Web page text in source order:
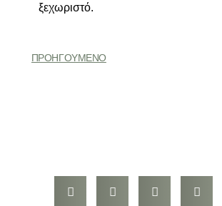
ξεχωριστό.
ΠΡΟΗΓΟΎΜΕΝΟ